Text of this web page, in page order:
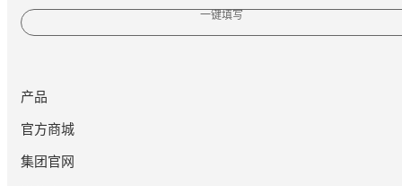
一键填写
产品
官方商城
集团官网